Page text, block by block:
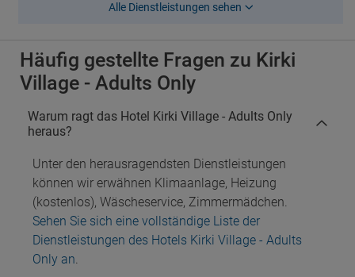
Alle Dienstleistungen sehen
Häufig gestellte Fragen zu Kirki
Village - Adults Only
Warum ragt das Hotel Kirki Village - Adults Only
heraus?
Unter den herausragendsten Dienstleistungen
können wir erwähnen Klimaanlage, Heizung
(kostenlos), Wäscheservice, Zimmermädchen.
Sehen Sie sich eine vollständige Liste der
Dienstleistungen des Hotels Kirki Village - Adults
Only an.